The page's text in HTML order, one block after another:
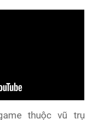
thuộc vũ trụ